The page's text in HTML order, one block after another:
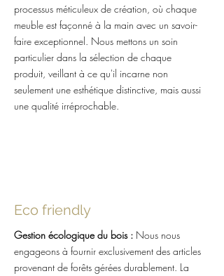
processus méticuleux de création, où chaque
meuble est façonné à la main avec un savoir-
faire exceptionnel. Nous mettons un soin
particulier dans la sélection de chaque
produit, veillant à ce qu'il incarne non
seulement une esthétique distinctive, mais aussi
une qualité irréprochable.
Eco friendly
Gestion écologique du bois : Nous nous
engageons à fournir exclusivement des articles
provenant de forêts gérées durablement. La